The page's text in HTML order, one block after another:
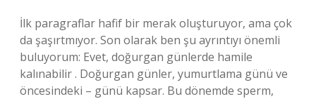
İlk paragraflar hafif bir merak oluşturuyor, ama çok
da şaşırtmıyor. Son olarak ben şu ayrıntıyı önemli
buluyorum: Evet, doğurgan günlerde hamile
kalınabilir . Doğurgan günler, yumurtlama günü ve
öncesindeki – günü kapsar. Bu dönemde sperm,